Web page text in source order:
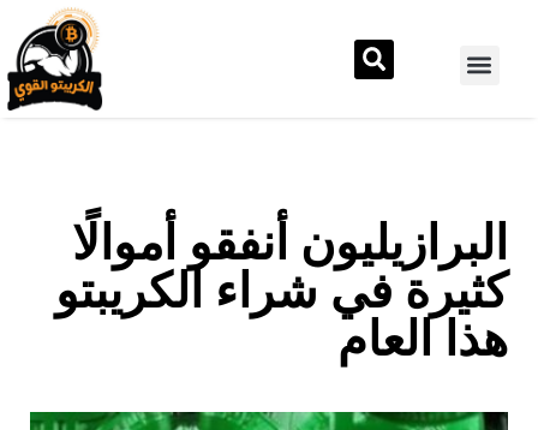
البرازيليون أنفقو أموالًا
كثيرة في شراء الكريبتو
هذا العام